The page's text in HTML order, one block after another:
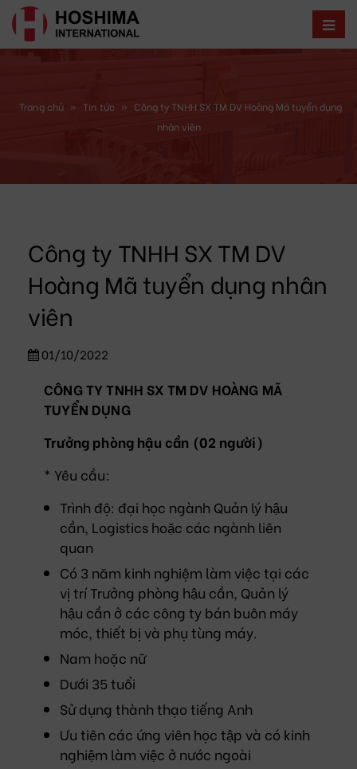
Trang chủ » Tin tức » Công ty TNHH SX TM DV Hoàng Mã tuyển dụng
nhân viên
Công ty TNHH SX TM DV
Hoàng Mã tuyển dụng nhân
viên
01/10/2022
CÔNG TY TNHH SX TM DV HOÀNG MÃ
TUYỂN DỤNG
Trưởng phòng hậu cần (02 người)
* Yêu cầu:
Trình độ: đại học ngành Quản lý hậu
cần, Logistics hoặc các ngành liên
quan
Có 3 năm kinh nghiệm làm việc tại các
vị trí Trưởng phòng hậu cần, Quản lý
hậu cần ở các công ty bán buôn máy
móc, thiết bị và phụ tùng máy.
Nam hoặc nữ
Dưới 35 tuổi
Sử dụng thành thạo tiếng Anh
Ưu tiên các ứng viên học tập và có kinh
nghiệm làm việc ở nước ngoài